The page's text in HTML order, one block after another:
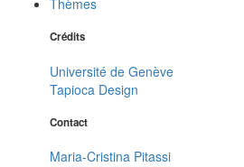
Crédits
Université de Genève
Tapioca Design
Contact
Maria-Cristina Pitassi